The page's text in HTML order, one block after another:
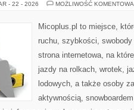
- 22 - 2026 MOŻLIWOŚĆ
Micoplus.pl to miejsce,
ruchu, szybkości,
strona internetowa, na
jazdy na rolkach, wrotek,
lodowych, a także osoby
aktywnością,